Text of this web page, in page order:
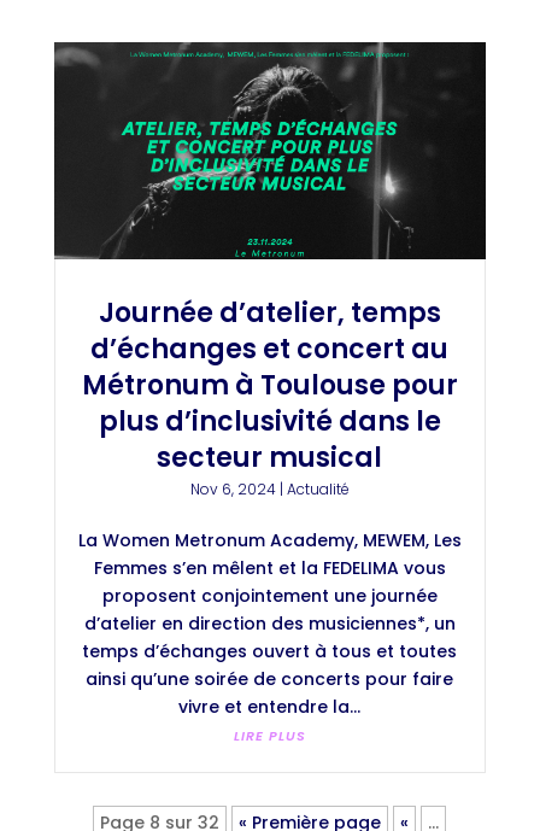
Journée d’atelier, temps
d’échanges et concert au
Métronum à Toulouse pour
plus d’inclusivité dans le
secteur musical
Nov 6, 2024| Actualité
La Women Metronum Academy, MEWEM, Les
Femmes s’en mêlent et la FEDELIMA vous
proposent conjointement une journée
d’atelier en direction des musiciennes*, un
temps d’échanges ouvert à tous et toutes
ainsi qu’une soirée de concerts pour faire
vivre et entendre la...
LIRE PLUS
Page 8 sur 32 « Première page «
…